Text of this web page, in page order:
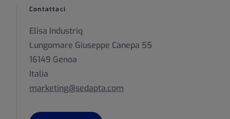
Contattaci
Elisa Industriq
Lungomare Giuseppe Canepa 55
16149 Genoa
Italia
marketing@sedapta.com